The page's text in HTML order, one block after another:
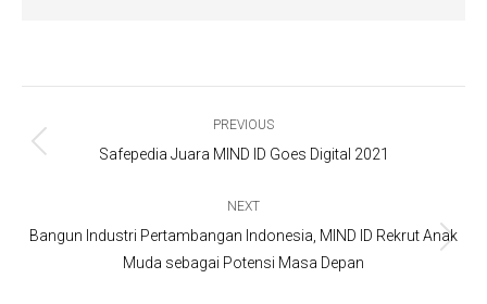
navigation
PREVIOUS
Previous
Safepedia Juara MIND ID Goes Digital 2021
NEXT
Next
post:
Bangun Industri Pertambangan Indonesia, MIND ID Rekrut Anak
Muda sebagai Potensi Masa Depan